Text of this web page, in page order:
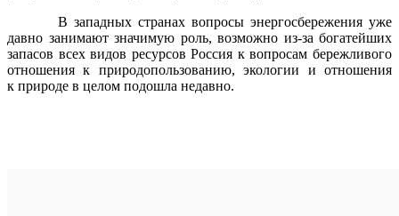
В западных странах вопросы энергосбережения уже
давно занимают значимую роль, возможно из-за богатейших
запасов всех видов ресурсов Россия к вопросам бережливого
отношения к природопользованию, экологии и отношения
к природе в целом подошла недавно.